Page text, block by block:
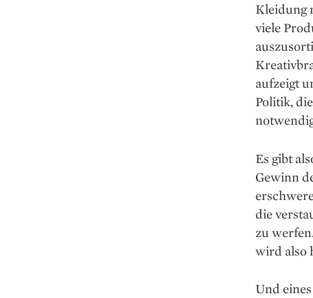
Kleidung
viele
aufzeigt
Politik,
Es gibt
Gewinn
die
zu
wird also
Und